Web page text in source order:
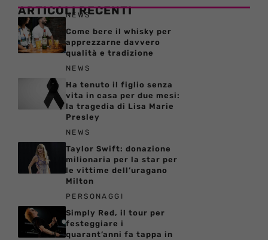
ARTICOLI RECENTI
NEWS
Come bere il whisky per
apprezzarne davvero
qualità e tradizione
NEWS
Ha tenuto il figlio senza
vita in casa per due mesi:
la tragedia di Lisa Marie
Presley
NEWS
Taylor Swift: donazione
milionaria per la star per
le vittime dell’uragano
Milton
PERSONAGGI
Simply Red, il tour per
festeggiare i
quarant’anni fa tappa in